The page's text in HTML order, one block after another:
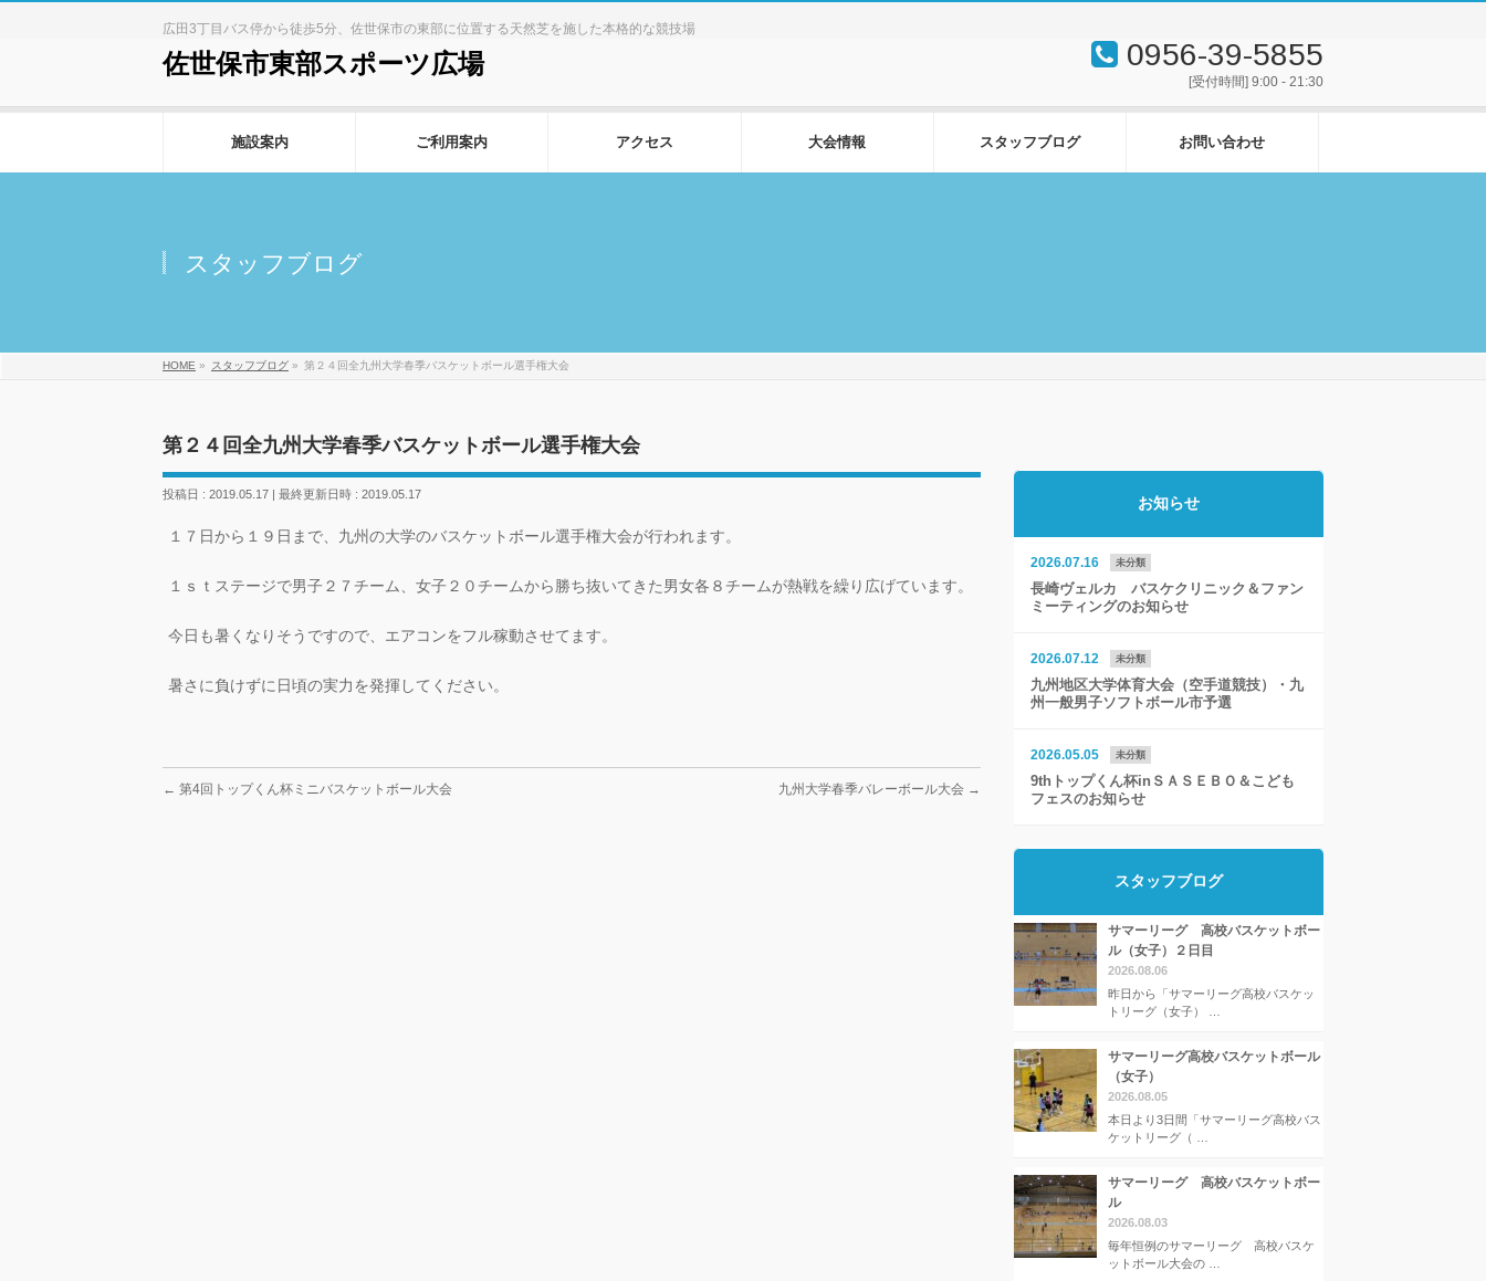
広田3丁目バス停から徒歩5分、佐世保市の東部に位置する天然芝を施した本格的な競技場
佐世保市東部スポーツ広場 0956-39-5855
[受付時間] 9:00 - 21:30
施設案内 ご利用案内 アクセス 大会情報 スタッフブログ お問い合わせ
スタッフブログ
HOME » スタッフブログ » 第２４回全九州大学春季バスケットボール選手権大会
第２４回全九州大学春季バスケットボール選手権大会
投稿日 : 2019.05.17 最終更新日時 : 2019.05.17
１７日から１９日まで、九州の大学のバスケットボール選手権大会が行われます。
１ｓｔステージで男子２７チーム、女子２０チームから勝ち抜いてきた男女各８チームが熱戦を繰り広げています。
今日も暑くなりそうですので、エアコンをフル稼動させてます。
暑さに負けずに日頃の実力を発揮してください。
← 第4回トップくん杯ミニバスケットボール大会 九州大学春季バレーボール大会 →
お知らせ
2026.07.16 未分類
長崎ヴェルカ バスケクリニック＆ファン
ミーティングのお知らせ
2026.07.12 未分類
九州地区大学体育大会（空手道競技）・九
州一般男子ソフトボール市予選
2026.05.05 未分類
9thトップくん杯inＳＡＳＥＢＯ＆こども
フェスのお知らせ
スタッフブログ
サマーリーグ 高校バスケットボー
ル（女子）２日目
2026.08.06
昨日から「サマーリーグ高校バスケッ
トリーグ（女子） …
サマーリーグ高校バスケットボール
（女子）
2026.08.05
本日より3日間「サマーリーグ高校バス
ケットリーグ（ …
サマーリーグ 高校バスケットボー
ル
2026.08.03
毎年恒例のサマーリーグ 高校バスケ
ットボール大会の …